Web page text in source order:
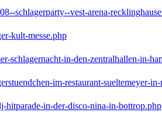
schlagerparty--vest-arena-
kult-messe.php
schlagernacht-in-den-zentralhallen-in-
im-restaurant-sueltemeyer-
hitparade-in-der-disco-nina-in-bottrop.php